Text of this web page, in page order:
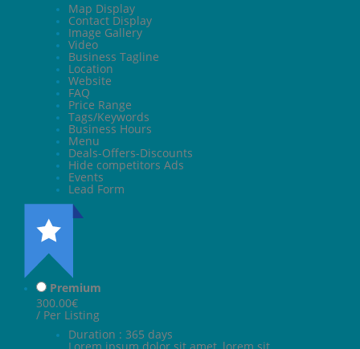
Map Display
Contact Display
Image Gallery
Video
Business Tagline
Location
Website
FAQ
Price Range
Tags/Keywords
Business Hours
Menu
Deals-Offers-Discounts
Hide competitors Ads
Events
Lead Form
Premium
300.00€
/ Per Listing
Duration : 365 days